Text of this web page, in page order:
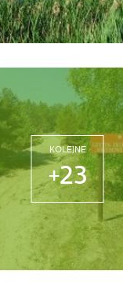
KOLEJNE
+23